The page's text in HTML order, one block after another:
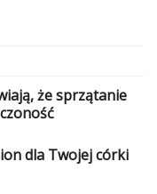
że sprzątanie
dla Twojej córki